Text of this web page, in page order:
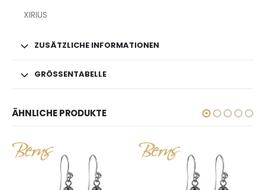
XIRIUS
ZUSÄTZLICHE INFORMATIONEN
GRÖSSENTABELLE
ÄHNLICHE PRODUKTE